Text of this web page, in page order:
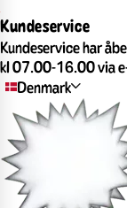
Kundeservice
Kundeservice har
kl 07.00-16.00 via
Denmark